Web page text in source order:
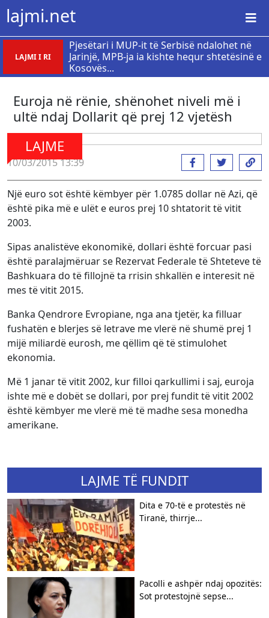
lajmi.net
LAJMI I RI
Pjesëtari i MUP-it të Serbisë ndalohet në
Jarinjë, MPB-ja ia kishte hequr shtetësinë e
Kosovës...
Euroja në rënie, shënohet niveli më i
ultë ndaj Dollarit që prej 12 vjetësh
LAJME
10/03/2015 13:39
Një euro sot është këmbyer për 1.0785 dollar në Azi, që
është pika më e ulët e euros prej 10 shtatorit të vitit
2003.
Sipas analistëve ekonomikë, dollari është forcuar pasi
është paralajmëruar se Rezervat Federale të Shteteve të
Bashkuara do të fillojnë ta rrisin shkallën e interesit në
mes të vitit 2015.
Banka Qendrore Evropiane, nga ana tjetër, ka filluar
fushatën e blerjes së letrave me vlerë në shumë prej 1
mijë miliardë eurosh, me qëllim që të stimulohet
ekonomia.
Më 1 janar të vitit 2002, kur filloi qarkullimi i saj, euroja
ishte më e dobët se dollari, por prej fundit të vitit 2002
është këmbyer me vlerë më të madhe sesa monedha
amerikane.
LAJME TË FUNDIT
​Dita e 70-të e protestës në
Tiranë, thirrje...
Pacolli e ashpër ndaj opozitës:
Sot protestojnë sepse...